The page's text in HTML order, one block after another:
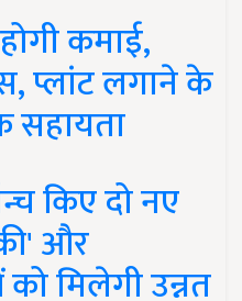
कमाई,
प्लांट लगाने के
सहायता
किए दो नए
और
मिलेगी उन्नत